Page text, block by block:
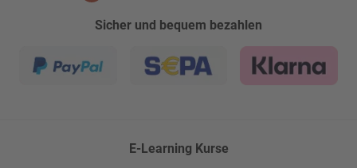
Sicher und bequem bezahlen
E-Learning Kurse